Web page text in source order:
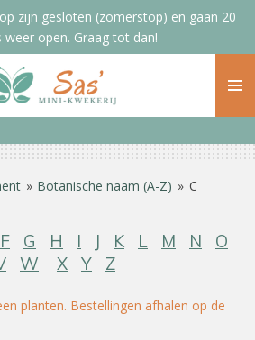
zijn gesloten (zomerstop) en gaan 20
weer open. Graag tot dan!
» Botanische naam (A-Z) » C
F G H I J K L M N
O
W X Y Z
planten. Bestellingen afhalen op de